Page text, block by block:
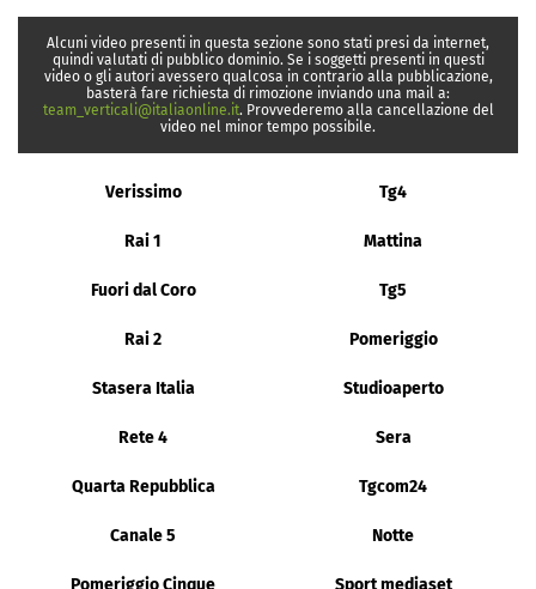
Alcuni video presenti in questa sezione sono stati presi da internet,
quindi valutati di pubblico dominio. Se i soggetti presenti in questi
video o gli autori avessero qualcosa in contrario alla pubblicazione,
basterà fare richiesta di rimozione inviando una mail a:
team_verticali@italiaonline.it. Provvederemo alla cancellazione del
video nel minor tempo possibile.
Verissimo Tg4
Rai 1 Mattina
Fuori dal Coro Tg5
Rai 2 Pomeriggio
Stasera Italia Studioaperto
Rete 4 Sera
Quarta Repubblica Tgcom24
Canale 5 Notte
Pomeriggio Cinque Sport mediaset